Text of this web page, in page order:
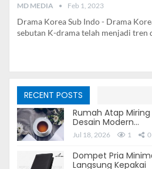
MD MEDIA Feb 1, 2023
Drama Korea Sub Indo - Drama
sebutan K-drama telah menjadi tren
RECENT POSTS
Rumah Atap Miring
Desain Modern…
Jul 18, 2026 1 0
Dompet Pria
Langsung Kepakai